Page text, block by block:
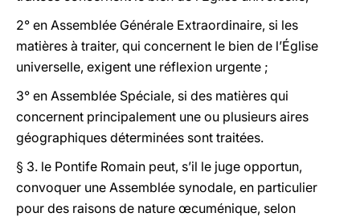
2° en Assemblée Générale Extraordinaire, si les
matières à traiter, qui concernent le bien de l’Église
universelle, exigent une réflexion urgente ;
3° en Assemblée Spéciale, si des matières qui
concernent principalement une ou plusieurs aires
géographiques déterminées sont traitées.
§ 3. le Pontife Romain peut, s’il le juge opportun,
convoquer une Assemblée synodale, en particulier
pour des raisons de nature œcuménique, selon